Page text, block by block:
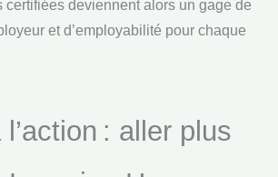
certifiées deviennent alors un gage de
et d’employabilité pour chaque
: aller plus